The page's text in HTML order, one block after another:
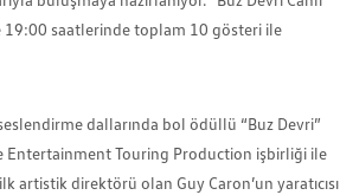
19:00 saatlerinde toplam 10 gösteri ile
dallarında bol ödüllü “Buz Devri”
Entertainment Touring Production işbirliği ile
artistik direktörü olan Guy Caron’un yaratıcısı